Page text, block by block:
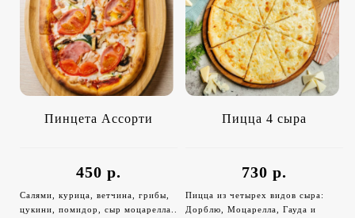
Пинцета Ассорти
450 р.
Салями, курица, ветчина, грибы,
цукини, помидор, сыр моцарелла..
Пицца 4 сыра
730 р.
Пицца из четырех видов сыра:
Дорблю, Моцарелла, Гауда и